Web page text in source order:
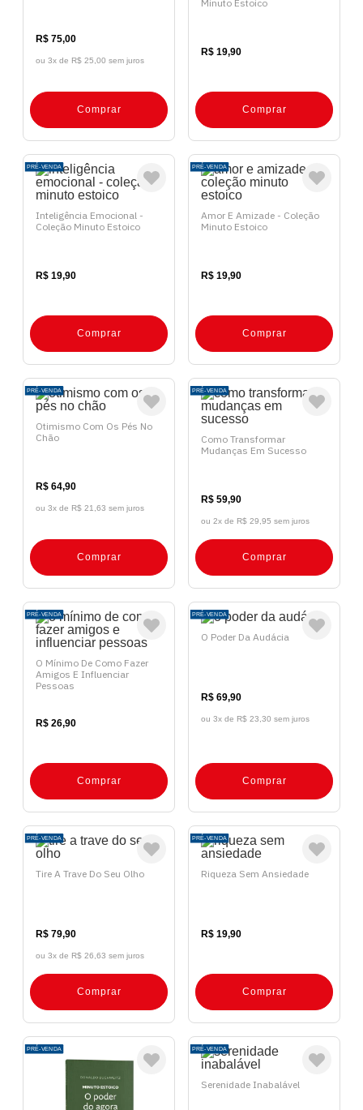
R$ 75,00
ou 3x de R$ 25,00 sem juros
Comprar
Minuto Estoico
R$ 19,90
Comprar
PRÉ-VENDA
Inteligência Emocional -
Coleção Minuto Estoico
R$ 19,90
Comprar
PRÉ-VENDA
Amor E Amizade - Coleção
Minuto Estoico
R$ 19,90
Comprar
PRÉ-VENDA
Otimismo Com Os Pés No
Chão
R$ 64,90
ou 3x de R$ 21,63 sem juros
Comprar
PRÉ-VENDA
Como Transformar
Mudanças Em Sucesso
R$ 59,90
ou 2x de R$ 29,95 sem juros
Comprar
PRÉ-VENDA
O Mínimo De Como Fazer
Amigos E Influenciar
Pessoas
R$ 26,90
Comprar
PRÉ-VENDA
O Poder Da Audácia
R$ 69,90
ou 3x de R$ 23,30 sem juros
Comprar
PRÉ-VENDA
Tire A Trave Do Seu Olho
R$ 79,90
ou 3x de R$ 26,63 sem juros
Comprar
PRÉ-VENDA
Riqueza Sem Ansiedade
R$ 19,90
Comprar
PRÉ-VENDA PRÉ-VENDA
Serenidade Inabalável